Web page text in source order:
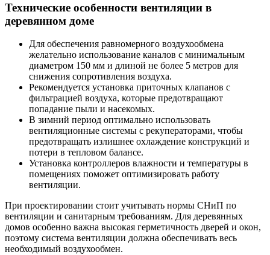
Технические особенности вентиляции в
деревянном доме
Для обеспечения равномерного воздухообмена
желательно использование каналов с минимальным
диаметром 150 мм и длиной не более 5 метров для
снижения сопротивления воздуха.
Рекомендуется установка приточных клапанов с
фильтрацией воздуха, которые предотвращают
попадание пыли и насекомых.
В зимний период оптимально использовать
вентиляционные системы с рекуператорами, чтобы
предотвращать излишнее охлаждение конструкций и
потери в тепловом балансе.
Установка контроллеров влажности и температуры в
помещениях поможет оптимизировать работу
вентиляции.
При проектировании стоит учитывать нормы СНиП по
вентиляции и санитарным требованиям. Для деревянных
домов особенно важна высокая герметичность дверей и окон,
поэтому система вентиляции должна обеспечивать весь
необходимый воздухообмен.